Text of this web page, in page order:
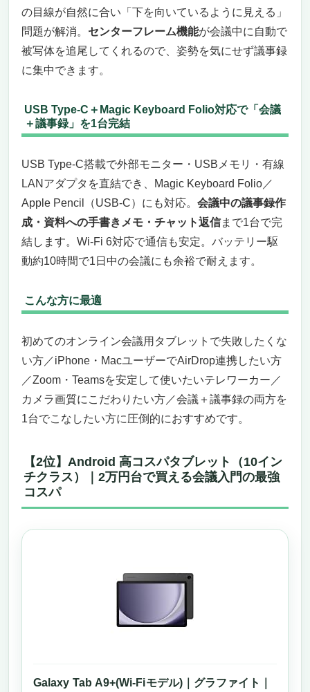
の目線が自然に合い「下を向いているように見える」
問題が解消。 センターフレーム機能が会議中に自動で
被写体を追尾してくれるので、姿勢を気にせず議事録
に集中できます。
USB Type-C＋Magic Keyboard Folio対応で「会議
＋議事録」を1台完結
USB Type-C搭載で外部モニター・USBメモリ・有線
LANアダプタを直結でき、Magic Keyboard Folio／
Apple Pencil（USB-C）にも対応。 会議中の議事録作
成・資料への手書きメモ・チャット返信まで1台で完
結します。Wi-Fi 6対応で通信も安定。バッテリー駆
動約10時間で1日中の会議にも余裕で耐えます。
こんな方に最適
初めてのオンライン会議用タブレットで失敗したくな
い方／iPhone・MacユーザーでAirDrop連携したい方
／Zoom・Teamsを安定して使いたいテレワーカー／
カメラ画質にこだわりたい方／会議＋議事録の両方を
1台でこなしたい方に圧倒的におすすめです。
【2位】Android 高コスパタブレット（10イン
チクラス）｜2万円台で買える会議入門の最強
コスパ
Galaxy Tab A9+(Wi-Fiモデル)｜グラファイト｜